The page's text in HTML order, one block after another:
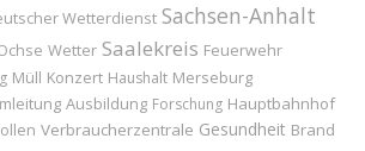
Wetterdienst Sachsen-Anhalt
Wetter Saalekreis Feuerwehr
Müll Konzert Haushalt Merseburg
Ausbildung Forschung Hauptbahnhof
Verbraucherzentrale Gesundheit Brand